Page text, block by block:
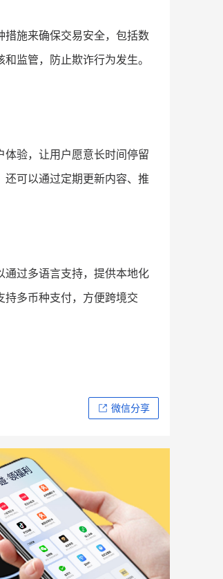
施来确保交易安全，包括数
监管，防止欺诈行为发生。
验，让用户愿意长时间停留
可以通过定期更新内容、推
通过多语言支持，提供本地化
多币种支付，方便跨境交
微信分享